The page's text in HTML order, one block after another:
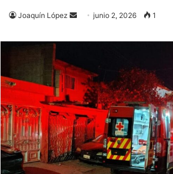
Joaquín López
Send
email
junio 2, 2026 1